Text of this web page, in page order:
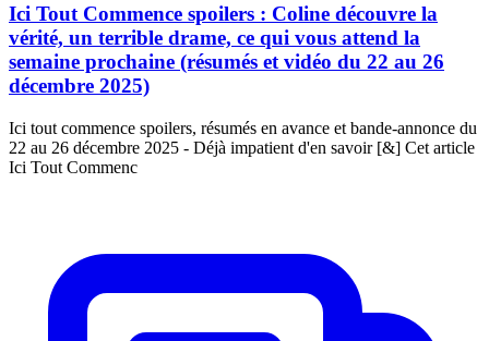
Ici Tout Commence spoilers : Coline découvre la
vérité, un terrible drame, ce qui vous attend la
semaine prochaine (résumés et vidéo du 22 au 26
décembre 2025)
Ici tout commence spoilers, résumés en avance et bande-annonce du
22 au 26 décembre 2025 - Déjà impatient d'en savoir [&] Cet article
Ici Tout Commenc